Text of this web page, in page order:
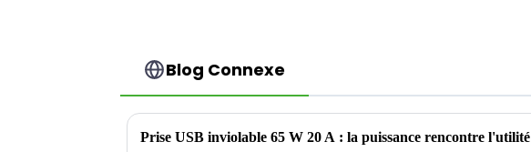
Blog Connexe
Prise USB inviolable 65 W 20 A : la puissance rencontre l'utilité